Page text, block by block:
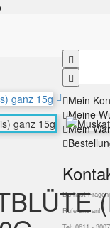
Mein
Meine
Mein
Du hast
Rufe uns an!